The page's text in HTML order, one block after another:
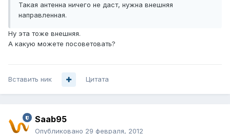
Такая антенна ничего не даст, нужна внешняя
направленная.
Ну эта тоже внешняя.
А какую можете посоветовать?
Вставить ник Цитата
Saab95
Опубликовано 29 февраля, 2012